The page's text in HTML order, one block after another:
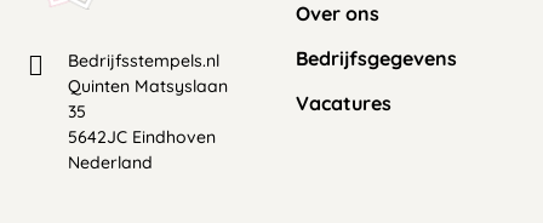
Bedrijfsstempels.nl
Quinten Matsyslaan
35
5642JC Eindhoven
Nederland
Over ons
Bedrijfsgegevens
Vacatures